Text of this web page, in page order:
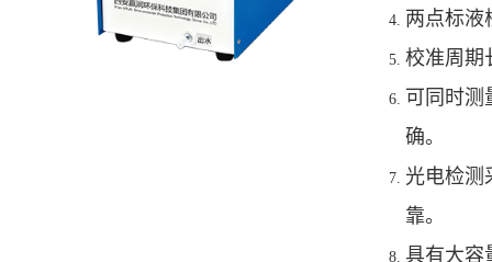
两点标液
校准周期
可同时测
确。
光电检测
靠。
具有大容